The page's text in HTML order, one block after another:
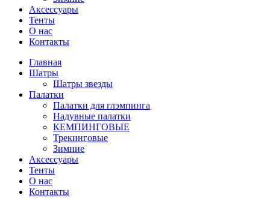
Аксессуары
Тенты
О нас
Контакты
Главная
Шатры
Шатры звезды
Палатки
Палатки для глэмпинга
Надувные палатки
КЕМПИНГОВЫЕ
Трекинговые
Зимние
Аксессуары
Тенты
О нас
Контакты